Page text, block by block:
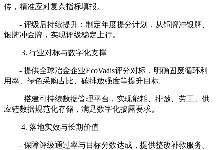
传，精准应对复杂指标填报。
- 评级后持续提升：制定年度提分计划，从铜牌冲银牌、
银牌冲金牌，实现评级稳定上行。
3. 行业对标与数字化支撑
- 提供全球冶金企业EcoVadis评分对标，明确固废循环利
用率、绿色采购占比、碳排放强度等提升目标。
- 搭建可持续数据管理平台，实现能耗、排放、劳工、供
应链数据规范化存储，满足数字化披露要求。
4. 落地实效与长期价值
- 保障评级通过率与目标分数达成，提供整改补救服务。